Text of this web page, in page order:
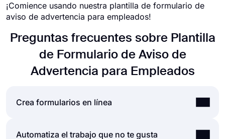
¡Comience usando nuestra plantilla de formulario de
aviso de advertencia para empleados!
Preguntas frecuentes sobre Plantilla
de Formulario de Aviso de
Advertencia para Empleados
Crea formularios en línea
Al utilizar la sencilla y extensa interfaz de usuario
Automatiza el trabajo que no te gusta